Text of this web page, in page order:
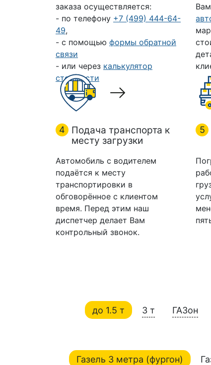
заказа осуществляется:
- по телефону +7 (499) 444-64-
49,
- с помощью формы обратной
связи
- или через калькулятор
стоимости
4
Подача транспорта к
месту загрузки
Автомобиль с водителем
подаётся к месту
транспортировки в
обговорённое с клиентом
время. Перед этим наш
диспетчер делает Вам
контрольный звонок.
5
до 1.5 т 3 т ГАЗон
Газель 3 метра (фургон)